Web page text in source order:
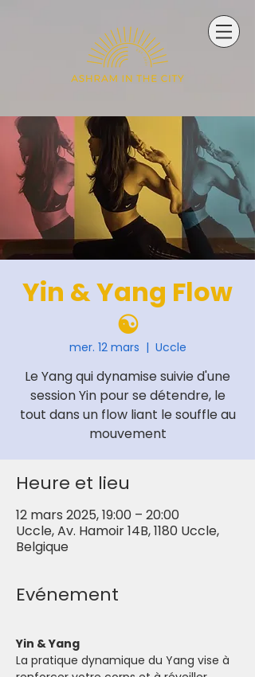
Yin & Yang Flow
☯️
mer. 12 mars
  |
Uccle
Le Yang qui dynamise suivie d'une
session Yin pour se détendre, le
tout dans un flow liant le souffle au
mouvement
Heure et lieu
12 mars 2025, 19:00 – 20:00
Uccle, Av. Hamoir 14B, 1180 Uccle,
Belgique
Evénement
Yin & Yang
La pratique dynamique du Yang vise à